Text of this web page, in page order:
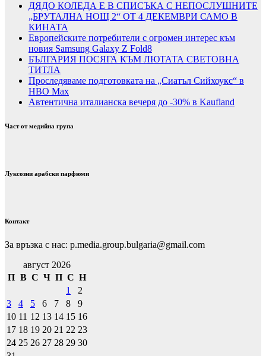
ДЯДО КОЛЕДА Е В СПИСЪКА С НЕПОСЛУШНИТЕ
„БРУТАЛНА НОЩ 2“ ОТ 4 ДЕКЕМВРИ САМО В
КИНАТА
Европейските потребители с огромен интерес към
новия Samsung Galaxy Z Fold8
БЪЛГАРИЯ ПОСЯГА КЪМ ЛЮТАТА СВЕТОВНА
ТИТЛА
Проследяваме подготовката на „Сиатъл Сийхоукс“ в
HBO Max
Автентична италианска вечеря до -30% в Kaufland
Част от медийна група
Луксозни арабски парфюми
Контакт
За връзка с нас: p.media.group.bulgaria@gmail.com
август 2026
П В С Ч П С Н
1
2
3
4 5 6 7 8
9
10 11 12 13 14 15 16
17 18 19 20 21 22 23
24 25 26 27 28 29 30